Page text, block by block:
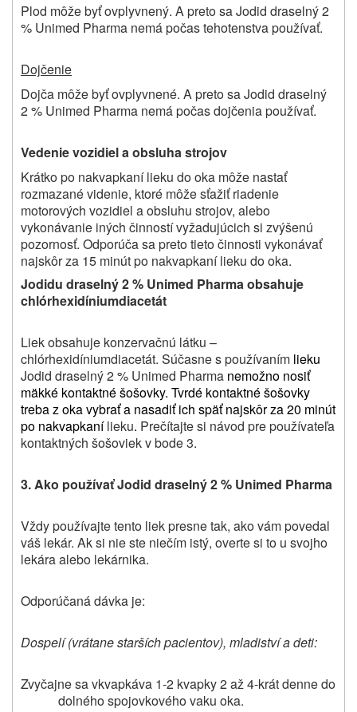
Plod môže byť ovplyvnený. A preto sa Jodid draselný 2
% Unimed Pharma nemá počas tehotenstva používať.
Dojčenie
Dojča môže byť ovplyvnené. A preto sa Jodid draselný
2 % Unimed Pharma nemá počas dojčenia používať.
Vedenie vozidiel a obsluha strojov
Krátko po nakvapkaní lieku do oka môže nastať
rozmazané videnie, ktoré môže sťažiť riadenie
motorových vozidiel a obsluhu strojov, alebo
vykonávanie iných činností vyžadujúcich si zvýšenú
pozornosť. Odporúča sa preto tieto činnosti vykonávať
najskôr za 15 minút po nakvapkaní lieku do oka.
Jodidu draselný 2 % Unimed Pharmaobsahuje
chlórhexidíniumdiacetát
Liek obsahuje konzervačnú látku –
chlórhexidíniumdiacetát. Súčasne s používaním lieku
Jodid draselný 2 % Unimed Pharma nemožno nosiť
mäkké kontaktné šošovky. Tvrdé kontaktné šošovky
treba z oka vybrať a nasadiť ich späť najskôr za 20 minút
po nakvapkaní lieku. Prečítajte si návod pre používateľa
kontaktných šošoviek v bode 3.
3. Ako používaťJodid draselný 2 % Unimed Pharma
Vždy používajte tento liek presne tak, ako vám povedal
váš lekár. Ak si nie ste niečím istý, overte si to u svojho
lekára alebo lekárnika.
Odporúčaná dávka je:
Dospelí (vrátane starších pacientov), mladiství a deti:
Zvyčajne sa vkvapkáva 1-2 kvapky 2 až 4-krát denne do
dolného spojovkového vaku oka.